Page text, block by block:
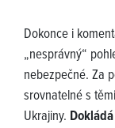
Dokonce i
„nesprávný“
nebezpečné. Za
srovnatelné s
Ukrajiny.